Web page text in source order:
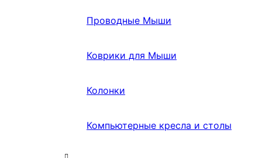
Проводные Мыши
Коврики для Мыши
Колонки
Компьютерные кресла и столы